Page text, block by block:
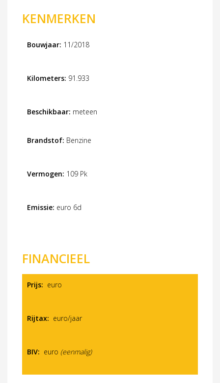
KENMERKEN
Bouwjaar: 11/2018
Kilometers: 91.933
Beschikbaar: meteen
Brandstof: Benzine
Vermogen: 109 Pk
Emissie: euro 6d
FINANCIEEL
Prijs: euro
Rijtax: euro/jaar
BIV: euro (eenmalig)